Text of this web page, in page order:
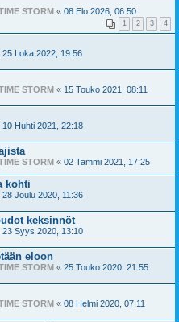
STORM « 08 Elo 2026, 06:50
1 2 3 4
25 Loka 2022, 19:56
STORM « 15 Touko 2021, 08:11
10 Huhti 2021, 22:18
STORM « 02 Tammi 2021, 17:25
kohti
28 Joulu 2020, 11:36
keksinnöt
23 Syys 2020, 13:10
eloon
STORM « 25 Touko 2020, 21:55
STORM « 08 Helmi 2020, 07:11